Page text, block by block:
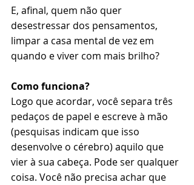
E, afinal, quem não quer
desestressar dos pensamentos,
limpar a casa mental de vez em
quando e viver com mais brilho?
Como funciona?
Logo que acordar, você separa três
pedaços de papel e escreve à mão
(pesquisas indicam que isso
desenvolve o cérebro) aquilo que
vier à sua cabeça. Pode ser qualquer
coisa. Você não precisa achar que